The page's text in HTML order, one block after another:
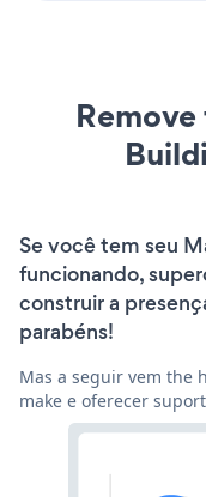
Se você tem seu
funcionando,
construir a
parabéns!
Mas a seguir vem the
make e oferecer